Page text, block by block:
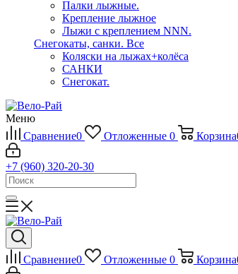
Палки лыжные.
Крепление лыжное
Лыжи с креплением NNN.
Снегокаты, санки. Все
Коляски на лыжах+колёса
САНКИ
Снегокат.
Меню
Сравнение0 Отложенные 0 Корзина
+7 (960) 320-20-30
Сравнение0 Отложенные 0 Корзина